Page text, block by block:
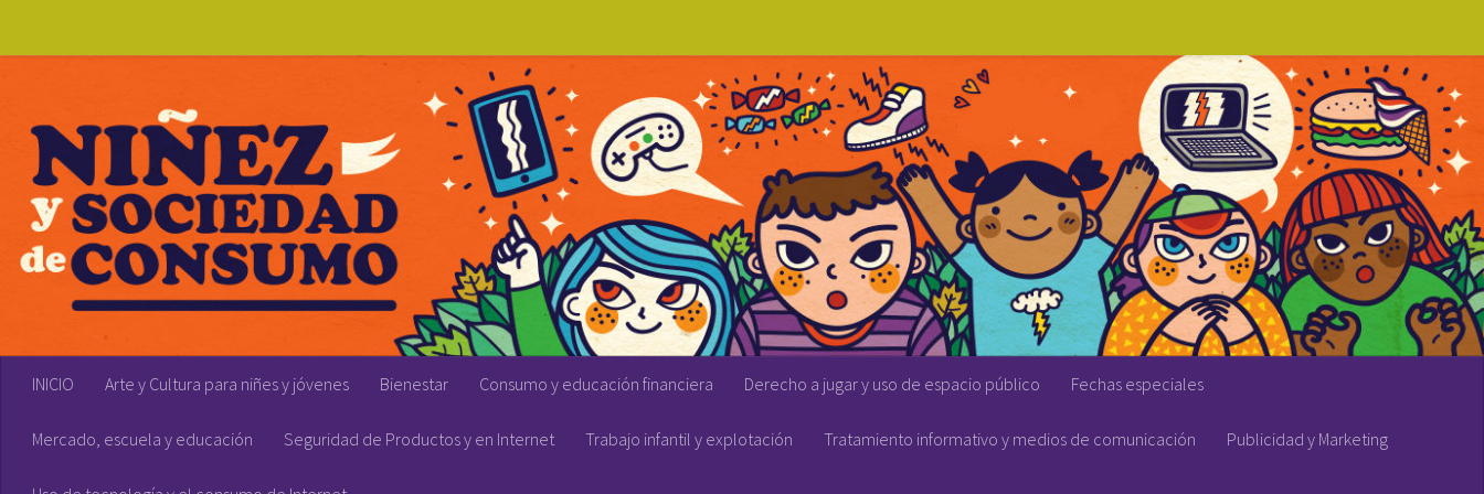
INICIO Arte y Cultura para niñes y jóvenes Bienestar Consumo y educación financiera Derecho a jugar y uso de espacio público Fechas especiales
Mercado, escuela y educación Seguridad de Productos y en Internet Trabajo infantil y explotación Tratamiento informativo y medios de comunicación Publicidad y Marketing